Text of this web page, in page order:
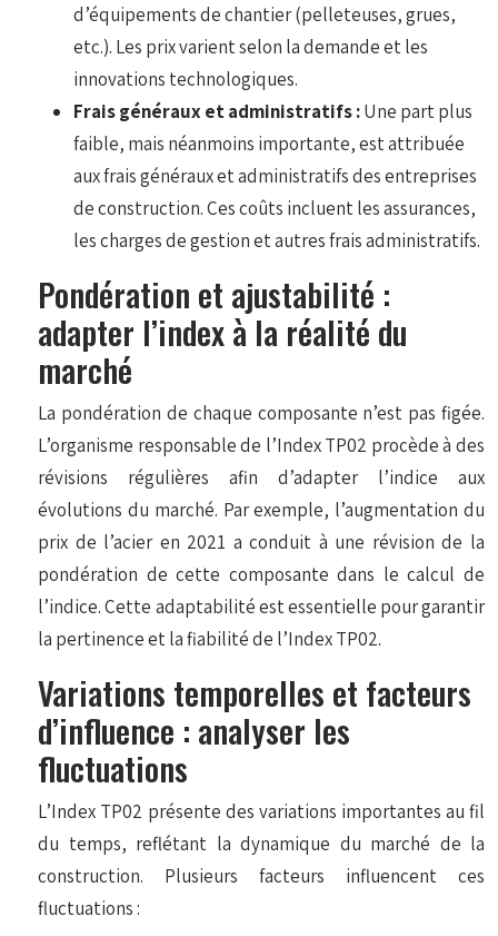
d’équipements de chantier (pelleteuses, grues,
etc.). Les prix varient selon la demande et les
innovations technologiques.
Frais généraux et administratifs :Une part plus
faible, mais néanmoins importante, est attribuée
aux frais généraux et administratifs des entreprises
de construction. Ces coûts incluent les assurances,
les charges de gestion et autres frais administratifs.
Pondération et ajustabilité :
adapter l’index à la réalité du
marché
La pondération de chaque composante n’est pas figée.
L’organisme responsable de l’Index TP02 procède à des
révisions régulières afin d’adapter l’indice aux
évolutions du marché. Par exemple, l’augmentation du
prix de l’acier en 2021 a conduit à une révision de la
pondération de cette composante dans le calcul de
l’indice. Cette adaptabilité est essentielle pour garantir
la pertinence et la fiabilité de l’Index TP02.
Variations temporelles et facteurs
d’influence : analyser les
fluctuations
L’Index TP02 présente des variations importantes au fil
du temps, reflétant la dynamique du marché de la
construction. Plusieurs facteurs influencent ces
fluctuations :